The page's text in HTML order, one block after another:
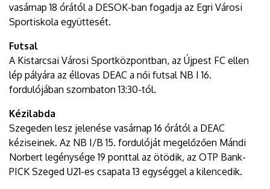
vasárnap 18 órától a DESOK-ban fogadja az Egri Városi
Sportiskola együttesét.
Futsal
A Kistarcsai Városi Sportközpontban, az Újpest FC ellen
lép pályára az éllovas DEAC a női futsal NB I 16.
fordulójában szombaton 13:30-tól.
Kézilabda
Szegeden lesz jelenése vasárnap 16 órától a DEAC
kéziseinek. Az NB I/B 15. fordulóját megelőzően Mándi
Norbert legénysége 19 ponttal az ötödik, az OTP Bank-
PICK Szeged U21-es csapata 13 egységgel a kilencedik.